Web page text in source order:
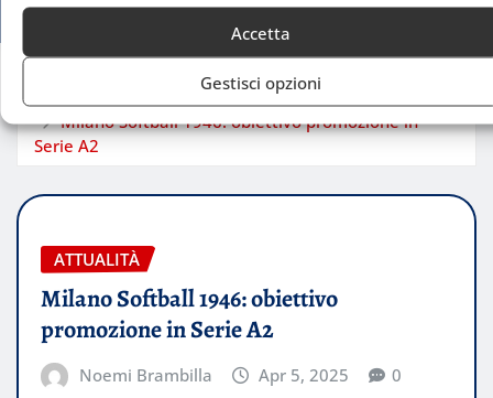
Accetta
Gestisci opzioni
Milano Softball 1946: obiettivo promozione in
Serie A2
ATTUALITÀ
Milano Softball 1946: obiettivo
promozione in Serie A2
Noemi Brambilla Apr 5, 2025 0